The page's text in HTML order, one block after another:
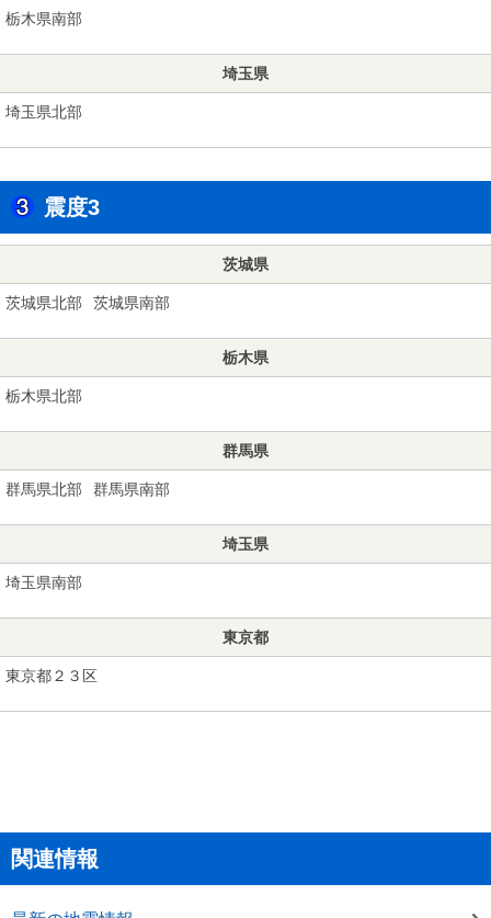
栃木県南部
埼玉県
埼玉県北部
震度3
茨城県
茨城県北部 茨城県南部
栃木県
栃木県北部
群馬県
群馬県北部 群馬県南部
埼玉県
埼玉県南部
東京都
東京都２３区
関連情報